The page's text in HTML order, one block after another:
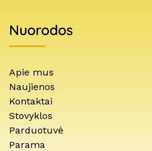
Nuorodos
Apie mus
Naujienos
Kontaktai
Stovyklos
Parduotuvė
Parama